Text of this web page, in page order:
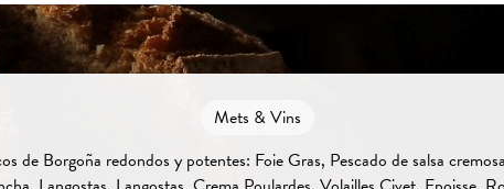
Mets & Vins
de Borgoña redondos y potentes: Foie Gras, Pescado de salsa